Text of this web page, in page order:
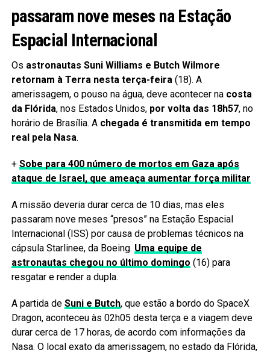
passaram nove meses na Estação
Espacial Internacional
Os astronautas Suni Williams e Butch Wilmore
retornam à Terra nesta terça-feira(18). A
amerissagem, o pouso na água, deve acontecer na costa
da Flórida, nos Estados Unidos, por volta das 18h57, no
horário de Brasília. A chegada é transmitida em tempo
real pela Nasa.
+ Sobe para 400 número de mortos em Gaza após
ataque de Israel, que ameaça aumentar força militar
A missão deveria durar cerca de 10 dias, mas eles
passaram nove meses “presos” na Estação Espacial
Internacional (ISS) por causa de problemas técnicos na
cápsula Starlinee, da Boeing. Uma equipe de
astronautas chegou no último domingo (16) para
resgatar e render a dupla.
A partida de Suni e Butch, que estão a bordo do SpaceX
Dragon, aconteceu às 02h05 desta terça e a viagem deve
durar cerca de 17 horas, de acordo com informações da
Nasa. O local exato da amerissagem, no estado da Flórida,